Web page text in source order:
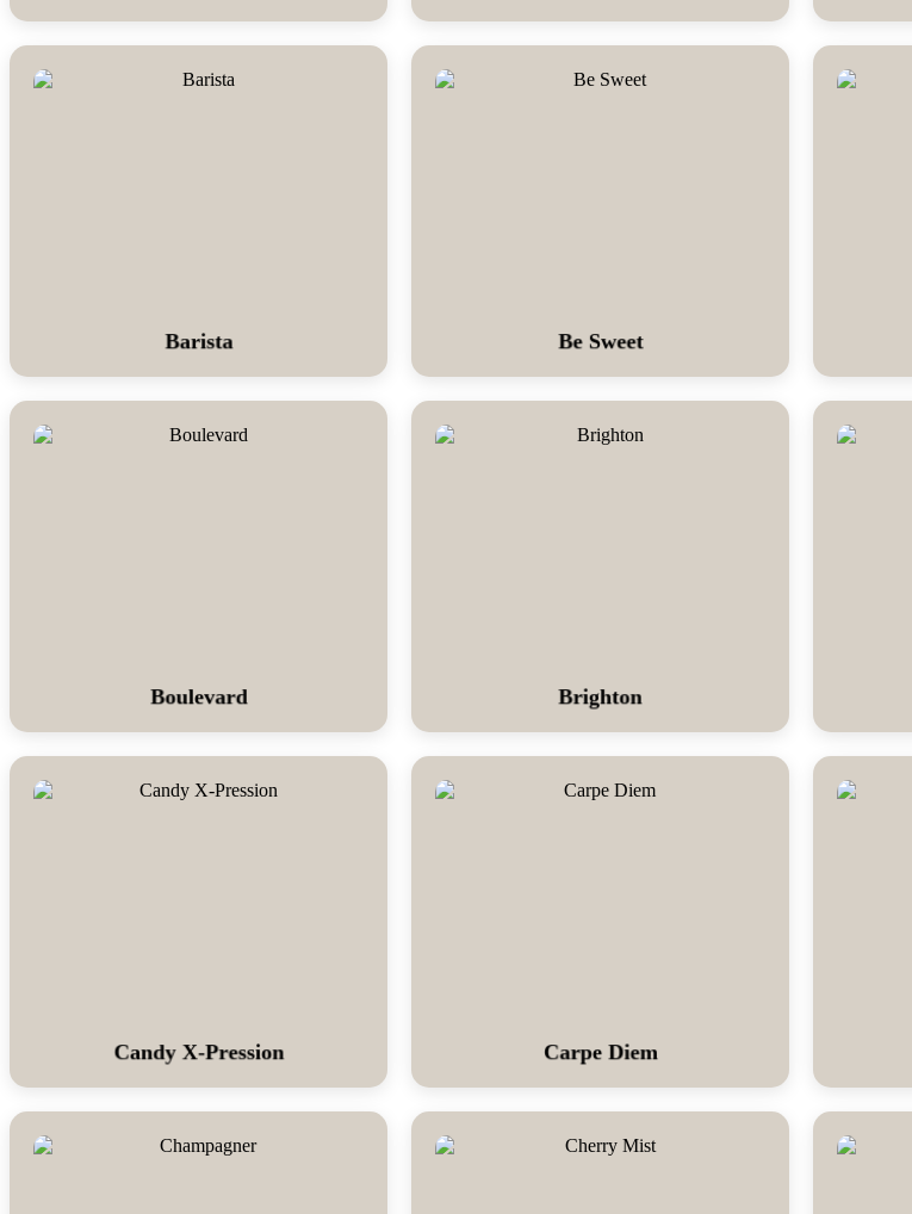
Barista Be Sweet
Boulevard Brighton
Candy X-Pression Carpe Diem